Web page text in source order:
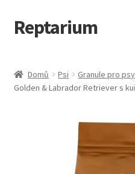
Přeskočit
na
Přejít
k
webu
Reptarium
Košík
Malá zvířata — Klece,
Domů Psi Granule pro psy
Golden & Labrador Retriever s